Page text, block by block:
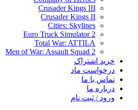
Crusader Kings III
Crusader Kings II
Cities: Skylines
Euro Truck Simulator 2
Total War: ATTILA
Men of War: Assault Squad 2
خرید اشتراک
درخواست ماد
تماس با ما
درباره ما
ورود / ثبت نام